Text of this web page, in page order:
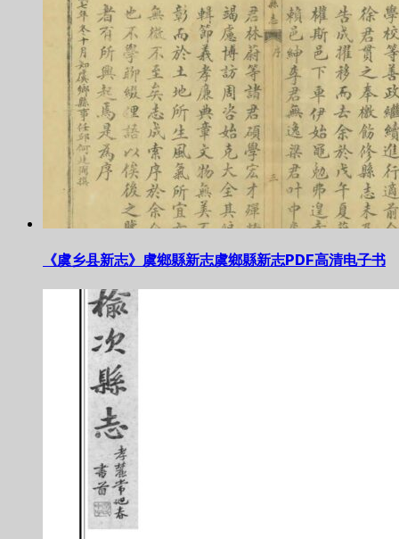
《虞乡县新志》虞鄉縣新志虞鄉縣新志PDF高清电子书